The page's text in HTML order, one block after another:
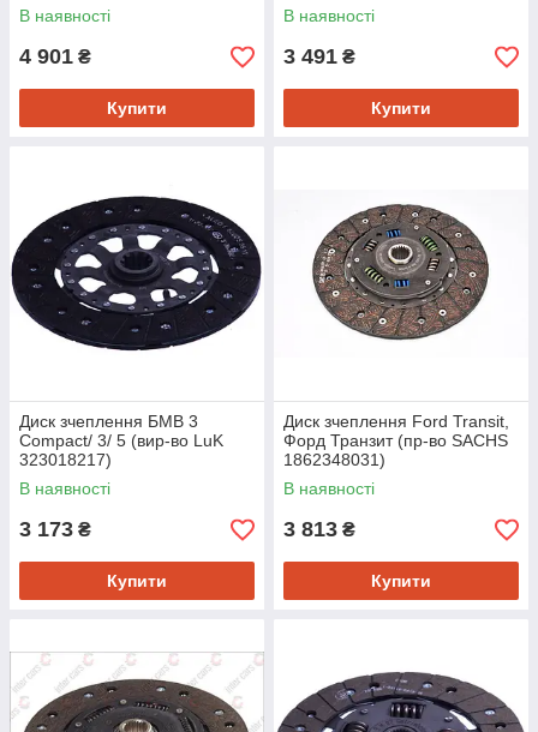
В наявності
4 901 ₴
Купити
323027810)
В наявності
3 491 ₴
Купити
Диск зчеплення БМВ 3
Compact/ 3/ 5 (вир-во LuK
323018217)
В наявності
3 173 ₴
Купити
Диск зчеплення Ford Transit,
Форд Транзит (пр-во SACHS
1862348031)
В наявності
3 813 ₴
Купити